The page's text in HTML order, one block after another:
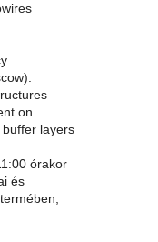
on
layers
órakor
és